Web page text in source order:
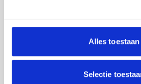
Alles toestaan
Selectie
Ik ga akkoord dat mijn
worden gedeeld met de
zijn bij deze JGZ-richtlijn.